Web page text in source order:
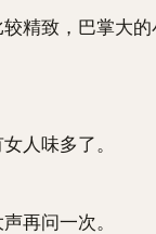
致，巴掌大的
人味多了。
再问一次。